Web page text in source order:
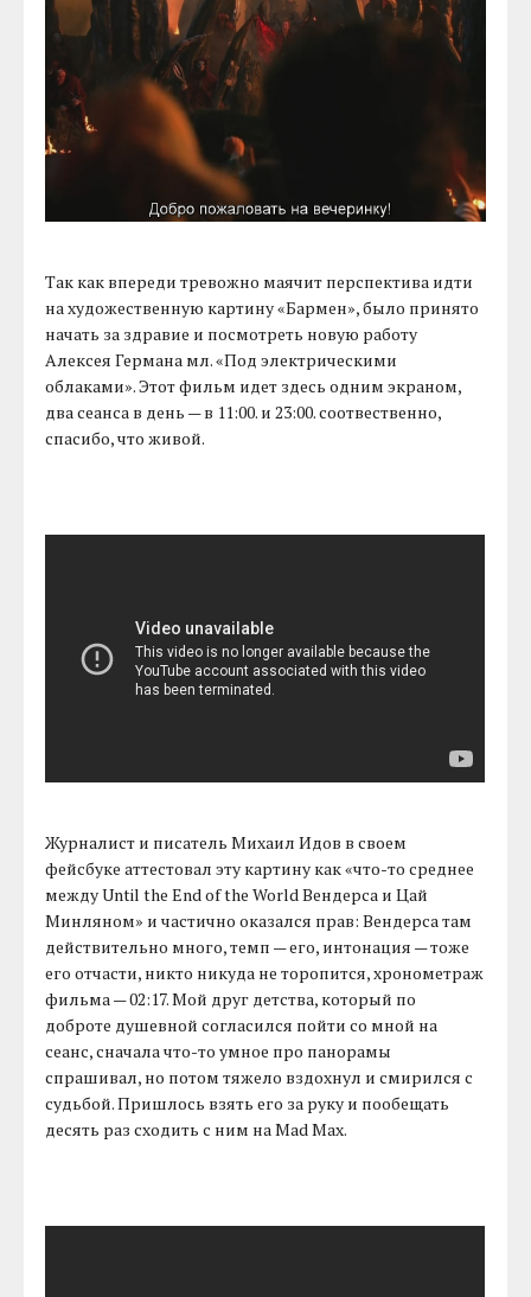
Так как впереди тревожно маячит перспектива идти
на художественную картину «Бармен», было принято
начать за здравие и посмотреть новую работу
Алексея Германа мл. «Под электрическими
облаками». Этот фильм идет здесь одним экраном,
два сеанса в день — в 11:00. и 23:00. соотвественно,
спасибо, что живой.
Журналист и писатель Михаил Идов в своем
фейсбуке аттестовал эту картину как «что-то среднее
между Until the End of the World Вендерса и Цай
Минляном» и частично оказался прав: Вендерса там
действительно много, темп — его, интонация — тоже
его отчасти, никто никуда не торопится, хронометраж
фильма — 02:17. Мой друг детства, который по
доброте душевной согласился пойти со мной на
сеанс, сначала что-то умное про панорамы
спрашивал, но потом тяжело вздохнул и смирился с
судьбой. Пришлось взять его за руку и пообещать
десять раз сходить с ним на Mad Max.